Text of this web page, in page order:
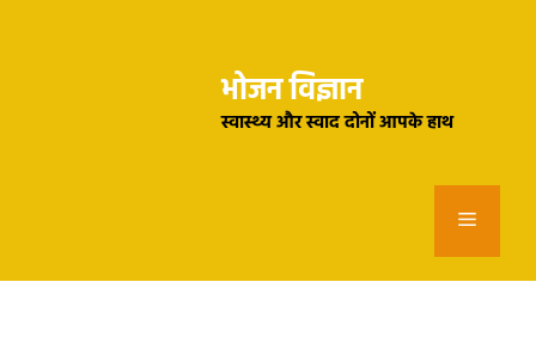
भोजन विज्ञान
स्वास्थ्य और स्वाद दोनों आपके हाथ
Menu